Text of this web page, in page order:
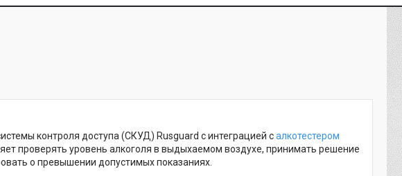
контроля доступа (СКУД) Rusguard с интеграцией салкотестером
проверять уровень алкоголя в выдыхаемом воздухе, принимать решение
о превышении допустимых показаниях.